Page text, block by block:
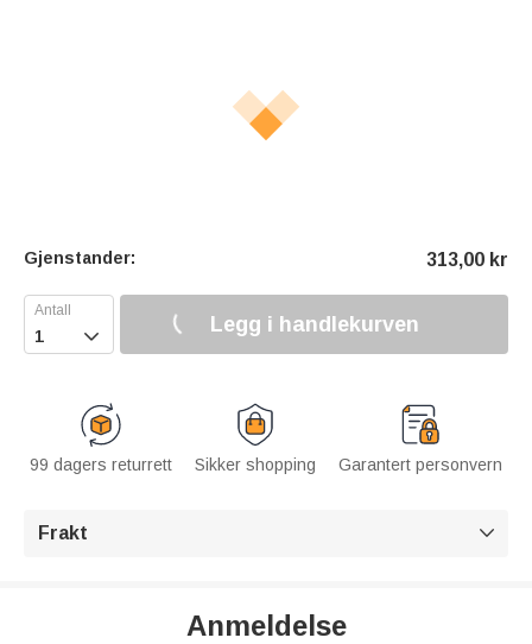
Gjenstander: 313,00 kr
 Legg i handlekurven
99 dagers returrett Sikker shopping Garantert personvern
Frakt 
Anmeldelse